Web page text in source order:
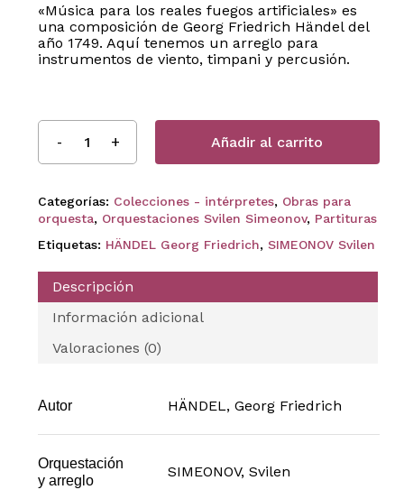
«Música para los reales fuegos artificiales» es
una composición de Georg Friedrich Händel del
año 1749. Aquí tenemos un arreglo para
instrumentos de viento, timpani y percusión.
Añadir al carrito
Categorías: Colecciones - intérpretes, Obras para
orquesta, Orquestaciones Svilen Simeonov, Partituras
Etiquetas: HÄNDEL Georg Friedrich, SIMEONOV Svilen
Descripción
Información adicional
Valoraciones (0)
Autor HÄNDEL, Georg Friedrich
Orquestación
y arreglo
SIMEONOV, Svilen